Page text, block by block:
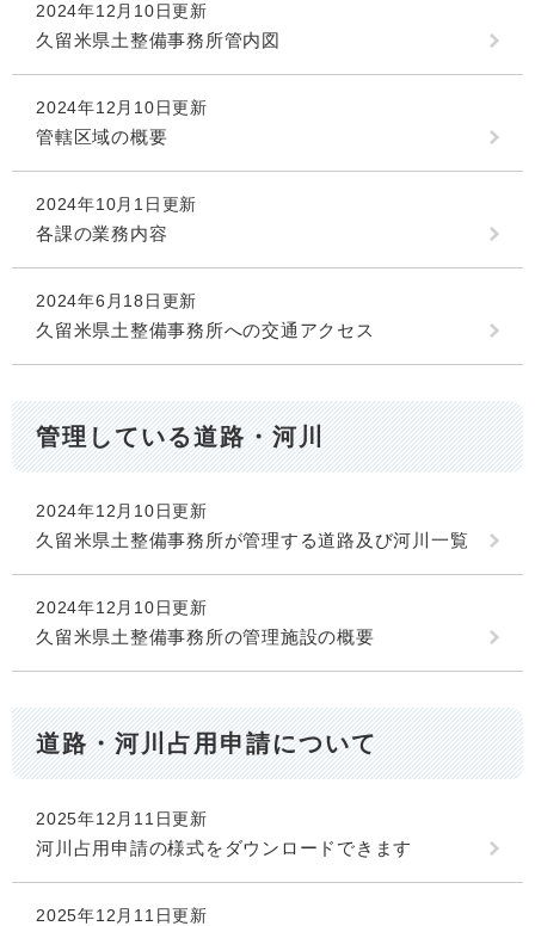
2024年12月10日更新
久留米県土整備事務所管内図
2024年12月10日更新
管轄区域の概要
2024年10月1日更新
各課の業務内容
2024年6月18日更新
久留米県土整備事務所への交通アクセス
管理している道路・河川
2024年12月10日更新
久留米県土整備事務所が管理する道路及び河川一覧
2024年12月10日更新
久留米県土整備事務所の管理施設の概要
道路・河川占用申請について
2025年12月11日更新
河川占用申請の様式をダウンロードできます
2025年12月11日更新